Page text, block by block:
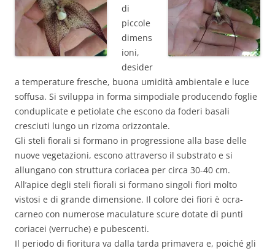
di
piccole
dimens
ioni,
desider
a temperature fresche, buona umidità ambientale e luce
soffusa. Si sviluppa in forma simpodiale producendo foglie
conduplicate e petiolate che escono da foderi basali
cresciuti lungo un rizoma orizzontale.
Gli steli fiorali si formano in progressione alla base delle
nuove vegetazioni, escono attraverso il substrato e si
allungano con struttura coriacea per circa 30-40 cm.
All’apice degli steli fiorali si formano singoli fiori molto
vistosi e di grande dimensione. Il colore dei fiori è ocra-
carneo con numerose maculature scure dotate di punti
coriacei (verruche) e pubescenti.
Il periodo di fioritura va dalla tarda primavera e, poiché gli